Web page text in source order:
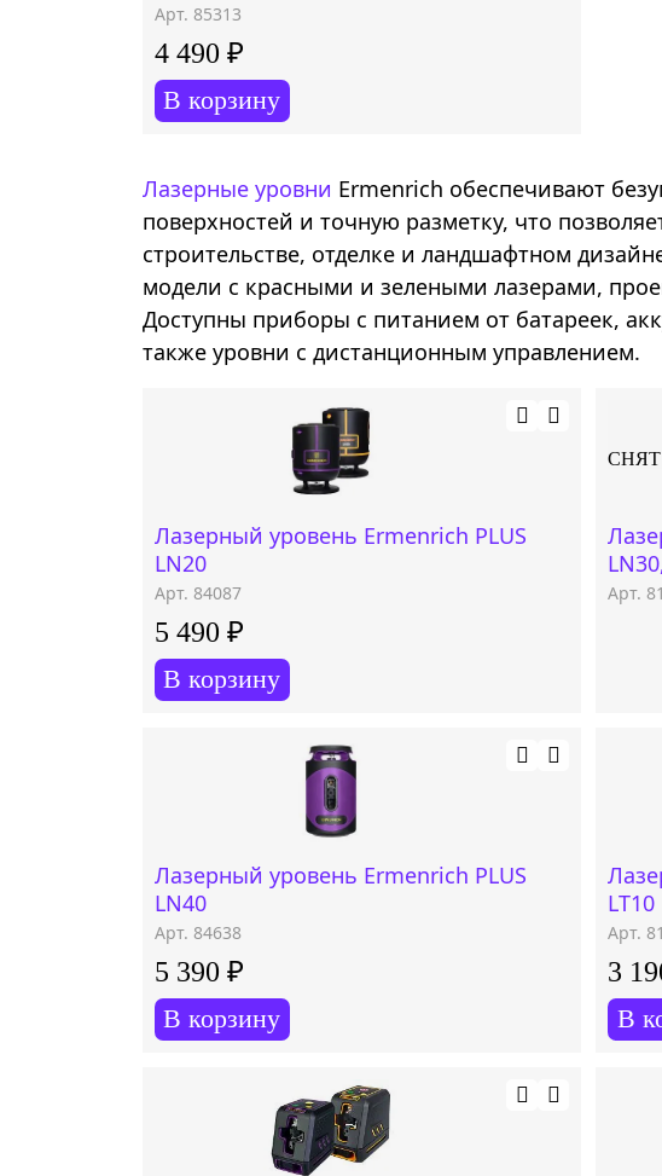
Арт. 85313
4 490 ₽
В корзину
Лазерные уровни Ermenrich обеспечивают
поверхностей и точную разметку, что
строительстве, отделке и ландшафтном
модели с красными и зелеными лазерами,
Доступны приборы с питанием от батареек,
также уровни с дистанционным управлением.
Лазерный уровень Ermenrich PLUS
LN20
Арт. 84087
5 490 ₽
В корзину
Арт.
Лазерный уровень Ermenrich PLUS
LN40
Арт. 84638
5 390 ₽
В корзину
LT10
Арт.
3
В